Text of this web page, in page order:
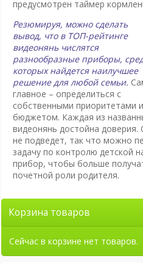
предусмотрен таймер
Резюмируя, можно сделать
вывод, что в ТОП-рейтинге
видеонянь числятся
разнообразные приборы,
которых найдется наилучшее
решение для любой семьи.
главное – определиться с
собственными приоритетами и
бюджетом. Каждая из
видеонянь достойна доверия.
не подведет, так что можно
задачу по контролю детской
прибор, чтобы больше
почетной роли родителя.
Корзина товаров
Сейчас в корзине нет товаров.